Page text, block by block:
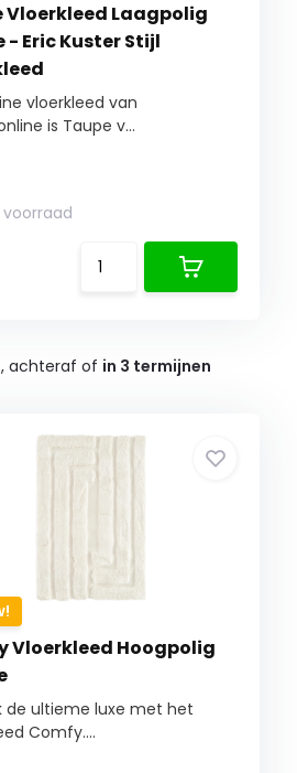
Vloerkleed Laagpolig
- Eric Kuster Stijl
vloerkleed van
is Taupe v...
achteraf of in 3 termijnen
Vloerkleed Hoogpolig
de ultieme luxe met het
Comfy....